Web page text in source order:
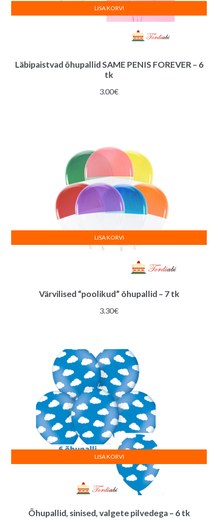
Läbipaistvad õhupallid SAME PENIS FOREVER – 6
tk
3.00€
LISA KORVI
Värvilised “poolikud” õhupallid – 7 tk
3.30€
LISA KORVI
Õhupallid, sinised, valgete pilvedega – 6 tk
LISA KORVI